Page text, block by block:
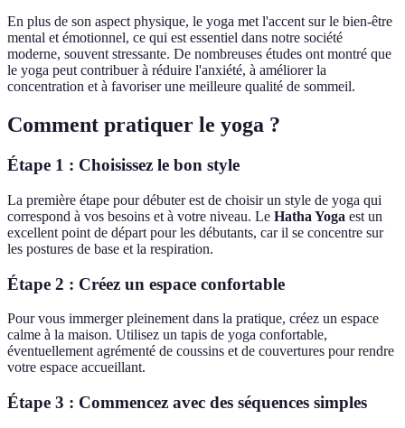
En plus de son aspect physique, le yoga met l'accent sur le bien-être
mental et émotionnel, ce qui est essentiel dans notre société
moderne, souvent stressante. De nombreuses études ont montré que
le yoga peut contribuer à réduire l'anxiété, à améliorer la
concentration et à favoriser une meilleure qualité de sommeil.
Comment pratiquer le yoga ?
Étape 1 : Choisissez le bon style
La première étape pour débuter est de choisir un style de yoga qui
correspond à vos besoins et à votre niveau. Le Hatha Yoga est un
excellent point de départ pour les débutants, car il se concentre sur
les postures de base et la respiration.
Étape 2 : Créez un espace confortable
Pour vous immerger pleinement dans la pratique, créez un espace
calme à la maison. Utilisez un tapis de yoga confortable,
éventuellement agrémenté de coussins et de couvertures pour rendre
votre espace accueillant.
Étape 3 : Commencez avec des séquences simples